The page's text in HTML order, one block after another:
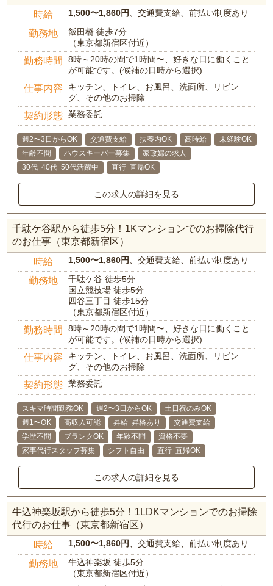
時給 1,500〜1,860円 、交通費支給、前払い制度あり
勤務地
飯田橋 徒歩7分
（東京都新宿区付近）
勤務時間
8時～20時の間で1時間〜、好きな日に働くこと
が可能です。(候補の日時から選択)
仕事内容
キッチン、トイレ、お風呂、洗面所、リビン
グ、その他のお掃除
契約形態 業務委託
週2〜3日からOK 交通費支給 扶養内OK 高時給
未経験OK
年齢不問
ハウスキーパー募集
家政婦の求人
30代･40代･50代活躍中
直行･直帰OK
この求人の詳細を見る
千駄ケ谷駅から徒歩5分！1Kマンションでのお掃除代行
のお仕事（東京都新宿区）
時給 1,500〜1,860円 、交通費支給、前払い制度あり
勤務地
千駄ケ谷 徒歩5分
国立競技場 徒歩5分
四谷三丁目 徒歩15分
（東京都新宿区付近）
勤務時間
8時～20時の間で1時間〜、好きな日に働くこと
が可能です。(候補の日時から選択)
仕事内容
キッチン、トイレ、お風呂、洗面所、リビン
グ、その他のお掃除
契約形態 業務委託
スキマ時間勤務OK 週2〜3日からOK
土日祝のみOK
週1〜OK
高収入可能 昇給･昇格あり
交通費支給
学歴不問
ブランクOK 年齢不問
資格不要
家事代行スタッフ募集
シフト自由 直行･直帰OK
この求人の詳細を見る
牛込神楽坂駅から徒歩5分！1LDKマンションでのお掃除
代行のお仕事（東京都新宿区）
時給 1,500〜1,860円 、交通費支給、前払い制度あり
勤務地
牛込神楽坂 徒歩5分
（東京都新宿区付近）